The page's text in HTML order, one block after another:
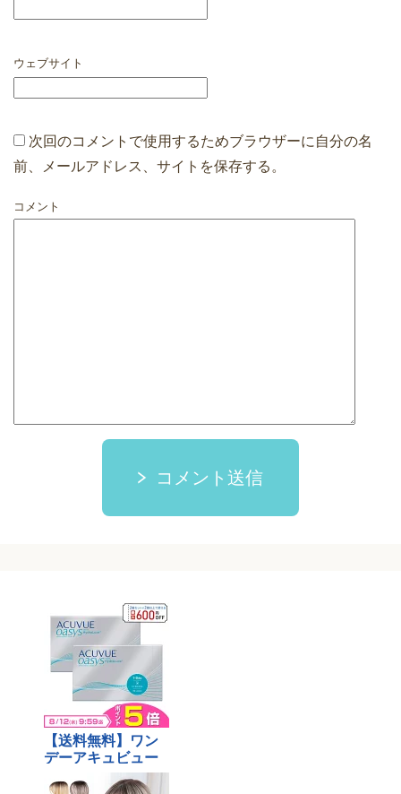
ウェブサイト
次回のコメントで使用するためブラウザーに自分の名
前、メールアドレス、サイトを保存する。
コメント
コメント送信